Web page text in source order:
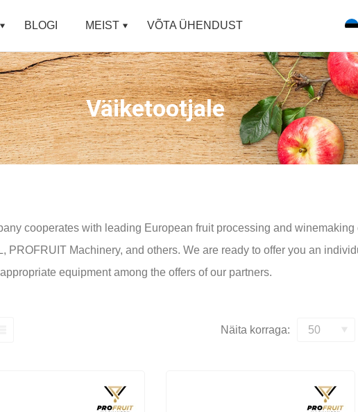
BLOGI MEIST VÕTA ÜHENDUST
Väiketootjale
cooperates with leading European fruit processing and
PROFRUIT Machinery, and others. We are ready to offer you an
equipment among the offers of our partners.
Näita korraga: